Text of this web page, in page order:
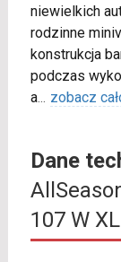
niewielkich
rodzinne
konstrukcja
podczas
a... zobacz
Dane
107 W XL